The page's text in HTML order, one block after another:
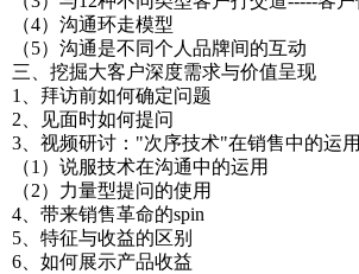
（4）沟通环走模型
（5）沟通是不同个人品牌间的互动
三、挖掘大客户深度需求与价值呈现
1、拜访前如何确定问题
2、见面时如何提问
3、视频研讨："次序技术"在销售中的运用
（1）说服技术在沟通中的运用
（2）力量型提问的使用
4、带来销售革命的spin
5、特征与收益的区别
6、如何展示产品收益